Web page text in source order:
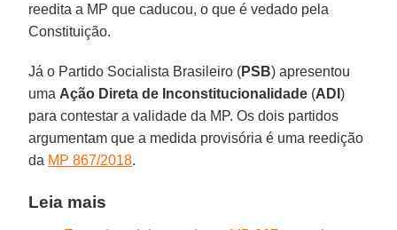
reedita a MP que caducou, o que é vedado pela
Constituição.
Já o Partido Socialista Brasileiro (PSB) apresentou
uma Ação Direta de Inconstitucionalidade (ADI)
para contestar a validade da MP. Os dois partidos
argumentam que a medida provisória é uma reedição
da MP 867/2018.
Leia mais